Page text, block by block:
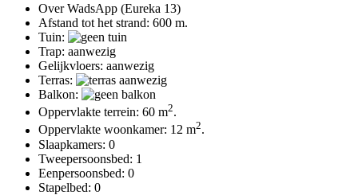
Over WadsApp (Eureka 13)
Afstand tot het strand: 600 m.
Tuin:
Trap: aanwezig
Gelijkvloers: aanwezig
Terras:
Balkon:
Oppervlakte terrein: 60 m2.
Oppervlakte woonkamer: 12 m2.
Slaapkamers: 0
Tweepersoonsbed: 1
Eenpersoonsbed: 0
Stapelbed: 0